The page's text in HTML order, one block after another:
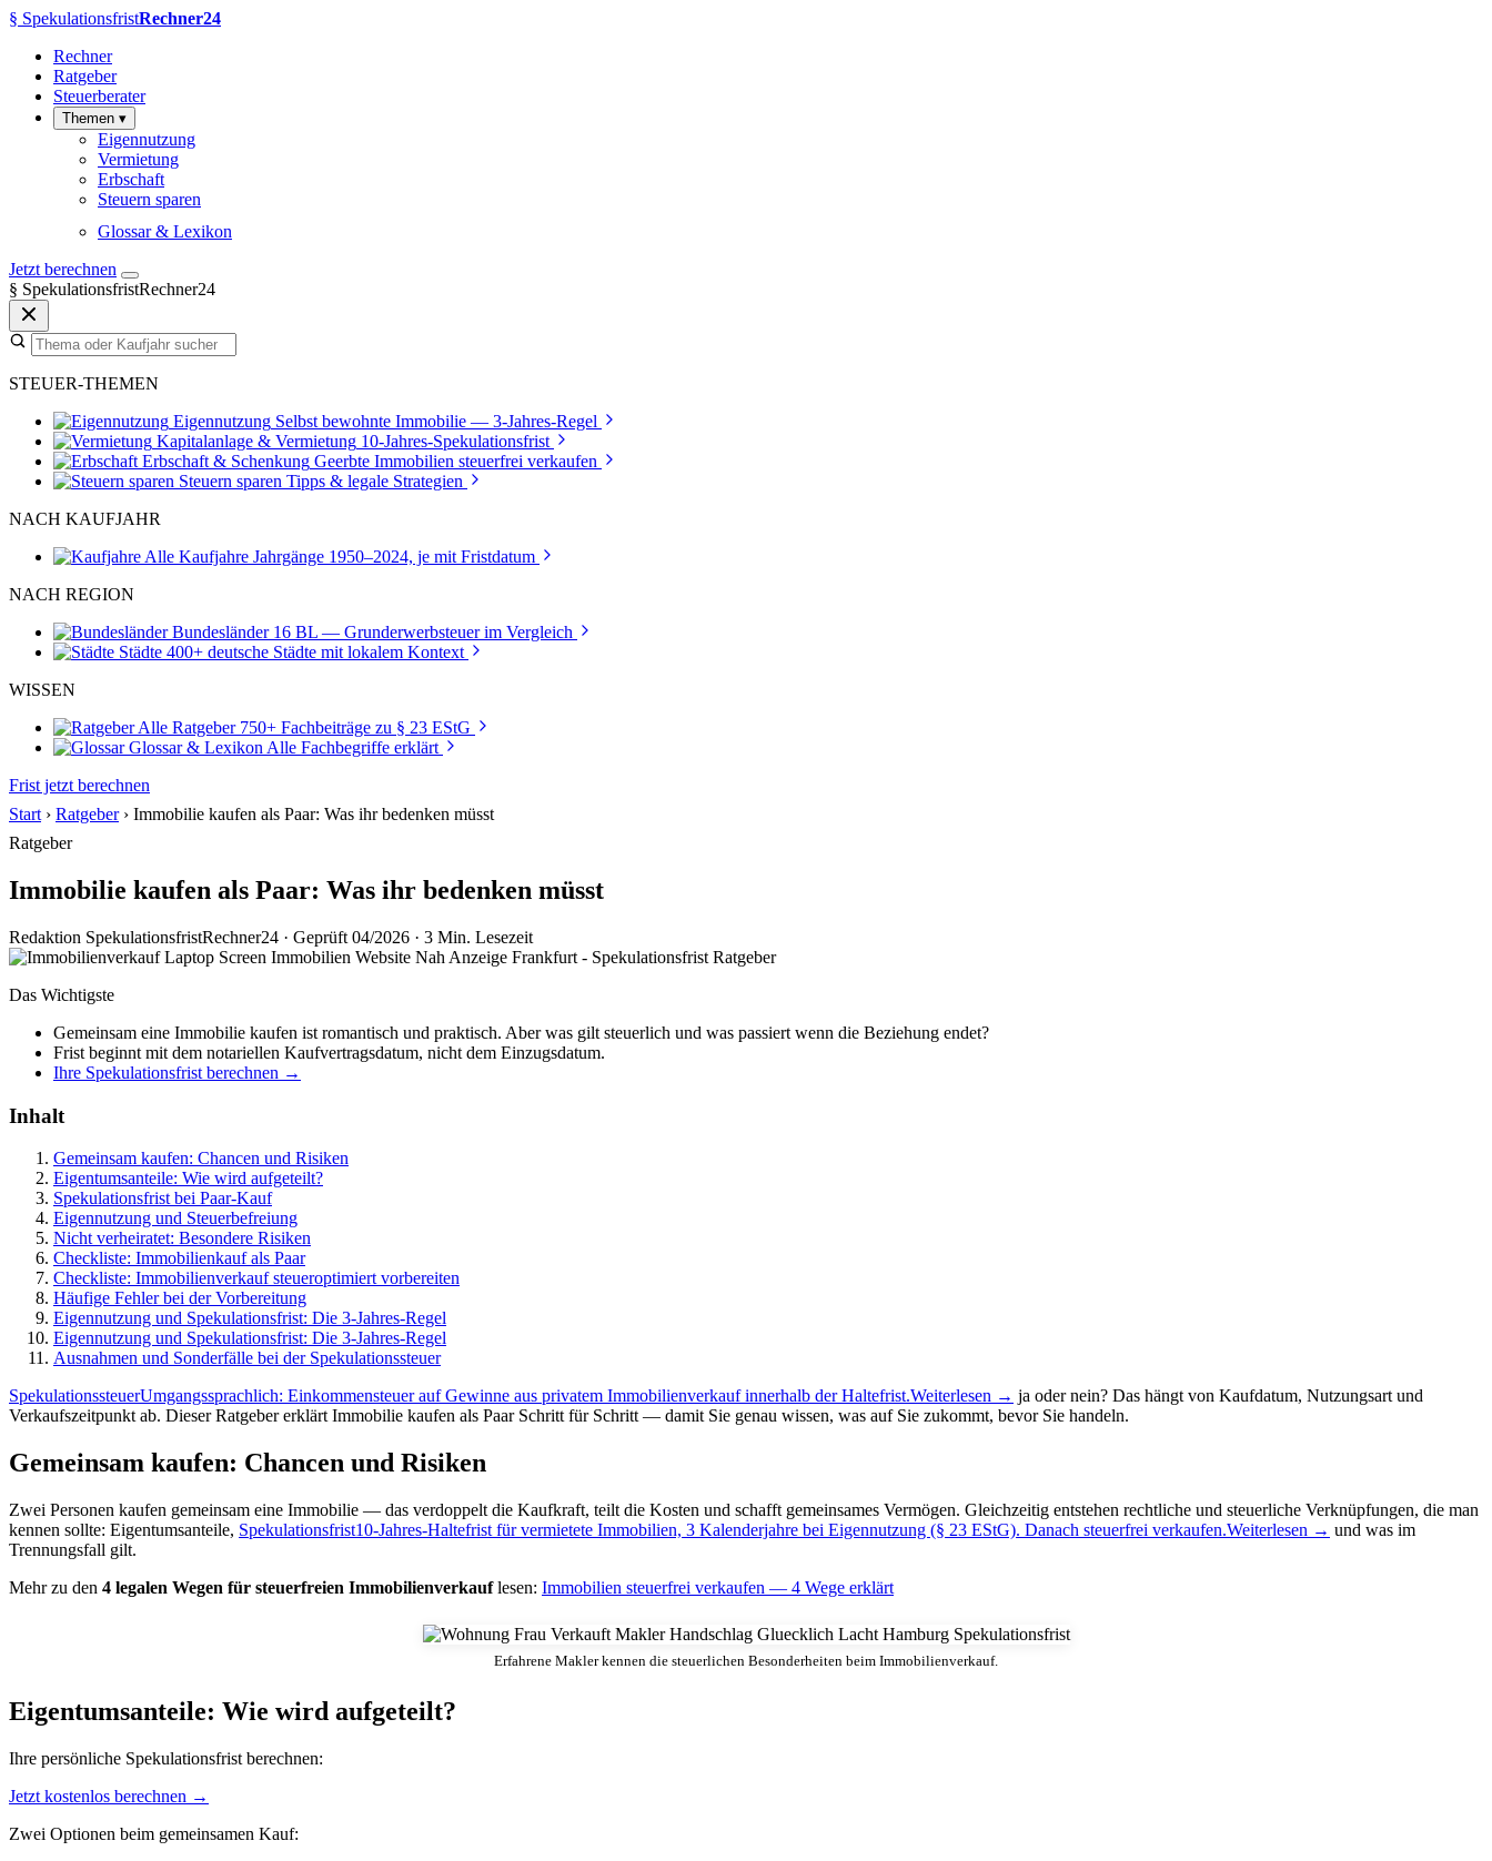
§ SpekulationsfristRechner24
Rechner
Ratgeber
Steuerberater
Themen ▾
Eigennutzung
Vermietung
Erbschaft
Steuern sparen
Glossar & Lexikon
Jetzt berechnen
§ SpekulationsfristRechner24
STEUER-THEMEN
Eigennutzung Selbst bewohnte Immobilie — 3-Jahres-Regel
Kapitalanlage & Vermietung 10-Jahres-Spekulationsfrist
Erbschaft & Schenkung Geerbte Immobilien steuerfrei verkaufen
Steuern sparen Tipps & legale Strategien
NACH KAUFJAHR
Alle Kaufjahre Jahrgänge 1950–2024, je mit Fristdatum
NACH REGION
Bundesländer 16 BL — Grunderwerbsteuer im Vergleich
Städte 400+ deutsche Städte mit lokalem Kontext
WISSEN
Alle Ratgeber 750+ Fachbeiträge zu § 23 EStG
Glossar & Lexikon Alle Fachbegriffe erklärt
Frist jetzt berechnen
Start › Ratgeber › Immobilie kaufen als Paar: Was ihr bedenken müsst
Ratgeber
Immobilie kaufen als Paar: Was ihr bedenken müsst
Redaktion SpekulationsfristRechner24 · Geprüft 04/2026 · 3 Min. Lesezeit
Das Wichtigste
Gemeinsam eine Immobilie kaufen ist romantisch und praktisch. Aber was gilt steuerlich und was passiert wenn die Beziehung endet?
Frist beginnt mit dem notariellen Kaufvertragsdatum, nicht dem Einzugsdatum.
Ihre Spekulationsfrist berechnen →
Inhalt
Gemeinsam kaufen: Chancen und Risiken
Eigentumsanteile: Wie wird aufgeteilt?
Spekulationsfrist bei Paar-Kauf
Eigennutzung und Steuerbefreiung
Nicht verheiratet: Besondere Risiken
Checkliste: Immobilienkauf als Paar
Checkliste: Immobilienverkauf steueroptimiert vorbereiten
Häufige Fehler bei der Vorbereitung
Eigennutzung und Spekulationsfrist: Die 3-Jahres-Regel
Eigennutzung und Spekulationsfrist: Die 3-Jahres-Regel
Ausnahmen und Sonderfälle bei der Spekulationssteuer
SpekulationssteuerUmgangssprachlich: Einkommensteuer auf Gewinne aus privatem Immobilienverkauf innerhalb der Haltefrist.Weiterlesen → ja oder nein? Das hängt von Kaufdatum, Nutzungsart und
Verkaufszeitpunkt ab. Dieser Ratgeber erklärt Immobilie kaufen als Paar Schritt für Schritt — damit Sie genau wissen, was auf Sie zukommt, bevor Sie handeln.
Gemeinsam kaufen: Chancen und Risiken
Zwei Personen kaufen gemeinsam eine Immobilie — das verdoppelt die Kaufkraft, teilt die Kosten und schafft gemeinsames Vermögen. Gleichzeitig entstehen rechtliche und steuerliche Verknüpfungen, die man
kennen sollte: Eigentumsanteile, Spekulationsfrist10-Jahres-Haltefrist für vermietete Immobilien, 3 Kalenderjahre bei Eigennutzung (§ 23 EStG). Danach steuerfrei verkaufen.Weiterlesen → und was im
Trennungsfall gilt.
Mehr zu den 4 legalen Wegen für steuerfreien Immobilienverkauflesen: Immobilien steuerfrei verkaufen — 4 Wege erklärt
Erfahrene Makler kennen die steuerlichen Besonderheiten beim Immobilienverkauf.
Eigentumsanteile: Wie wird aufgeteilt?
Ihre persönliche Spekulationsfrist berechnen:
Jetzt kostenlos berechnen →
Zwei Optionen beim gemeinsamen Kauf: